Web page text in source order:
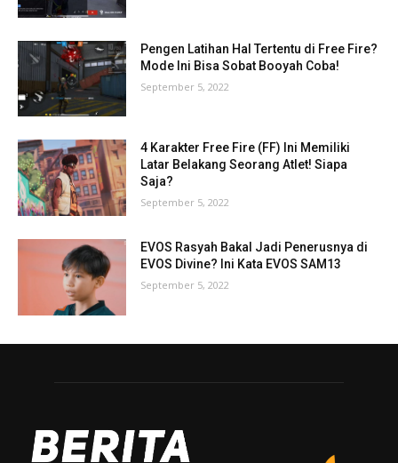
Pengen Latihan Hal Tertentu di Free Fire?
Mode Ini Bisa Sobat Booyah Coba!
September 5, 2022
4 Karakter Free Fire (FF) Ini Memiliki
Latar Belakang Seorang Atlet! Siapa
Saja?
September 5, 2022
EVOS Rasyah Bakal Jadi Penerusnya di
EVOS Divine? Ini Kata EVOS SAM13
September 5, 2022